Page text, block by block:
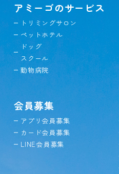
アミーゴのサービス
トリミングサロン
ペットホテル
ドッグ
スクール
動物病院
会員募集
アプリ会員募集
カード会員募集
LINE会員募集